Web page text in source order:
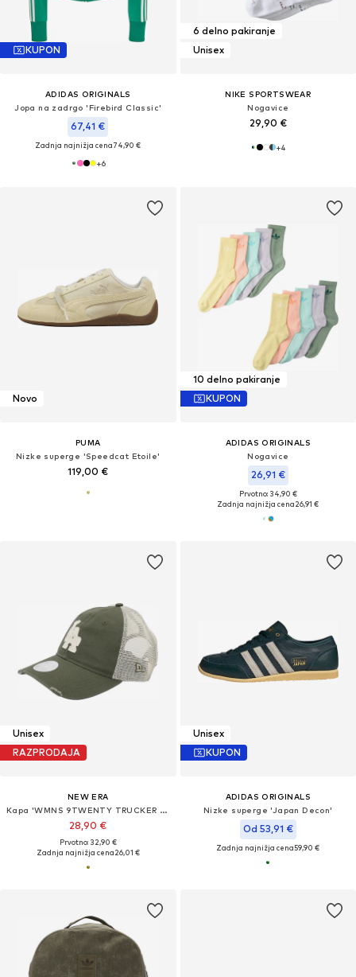
KUPON
ADIDAS ORIGINALS
Jopa na zadrgo 'Firebird Classic'
67,41 €
Zadnja najnižja cena74,90 €
+6
6 delno pakiranje
Unisex
NIKE SPORTSWEAR
Nogavice
29,90 €
+4
Novo
PUMA
Nizke superge 'Speedcat Etoile'
119,00 €
10 delno pakiranje
KUPON
ADIDAS ORIGINALS
Nogavice
26,91 €
Prvotno: 34,90 €
Zadnja najnižja cena26,91 €
Unisex
RAZPRODAJA
NEW ERA
Kapa 'WMNS 9TWENTY TRUCKER LOSDOD'
28,90 €
Prvotno: 32,90 €
Zadnja najnižja cena26,01 €
Unisex
KUPON
ADIDAS ORIGINALS
Nizke superge 'Japan Decon'
Od 53,91 €
Zadnja najnižja cena59,90 €